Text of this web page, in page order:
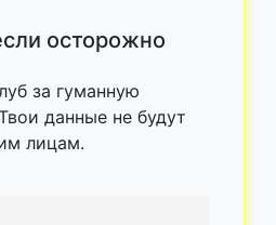
осторожно
за гуманную
данные не будут
лицам.